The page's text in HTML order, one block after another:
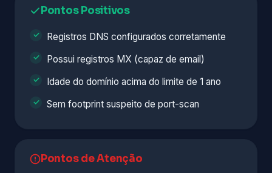
Pontos Positivos
Registros DNS configurados corretamente
Possui registros MX (capaz de email)
Idade do domínio acima do limite de 1 ano
Sem footprint suspeito de port-scan
Pontos de Atenção